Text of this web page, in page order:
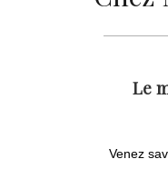
Le
Venez